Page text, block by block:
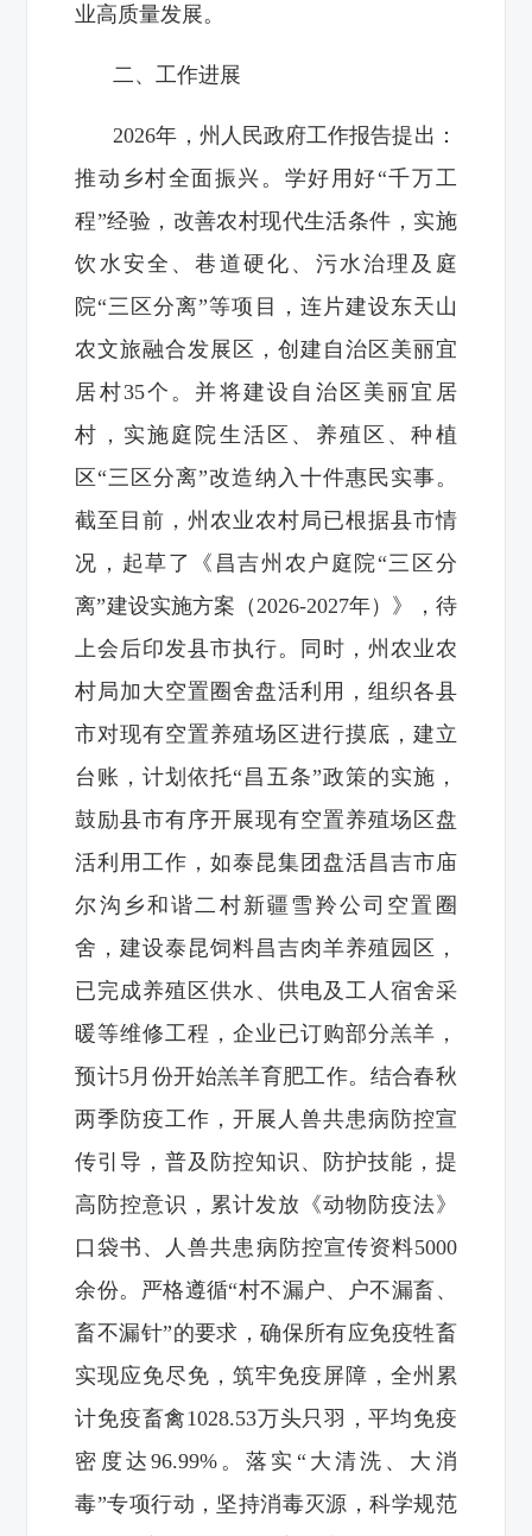
业高质量发展。
二、工作进展
2026年，州人民政府工作报告提出：
推动乡村全面振兴。学好用好“千万工
程”经验，改善农村现代生活条件，实施
饮水安全、巷道硬化、污水治理及庭
院“三区分离”等项目，连片建设东天山
农文旅融合发展区，创建自治区美丽宜
居村35个。并将建设自治区美丽宜居
村，实施庭院生活区、养殖区、种植
区“三区分离”改造纳入十件惠民实事。
截至目前，州农业农村局已根据县市情
况，起草了《昌吉州农户庭院“三区分
离”建设实施方案（2026-2027年）》，待
上会后印发县市执行。同时，州农业农
村局加大空置圈舍盘活利用，组织各县
市对现有空置养殖场区进行摸底，建立
台账，计划依托“昌五条”政策的实施，
鼓励县市有序开展现有空置养殖场区盘
活利用工作，如泰昆集团盘活昌吉市庙
尔沟乡和谐二村新疆雪羚公司空置圈
舍，建设泰昆饲料昌吉肉羊养殖园区，
已完成养殖区供水、供电及工人宿舍采
暖等维修工程，企业已订购部分羔羊，
预计5月份开始羔羊育肥工作。结合春秋
两季防疫工作，开展人兽共患病防控宣
传引导，普及防控知识、防护技能，提
高防控意识，累计发放《动物防疫法》
口袋书、人兽共患病防控宣传资料5000
余份。严格遵循“村不漏户、户不漏畜、
畜不漏针”的要求，确保所有应免疫牲畜
实现应免尽免，筑牢免疫屏障，全州累
计免疫畜禽1028.53万头只羽，平均免疫
密度达96.99%。落实“大清洗、大消
毒”专项行动，坚持消毒灭源，科学规范